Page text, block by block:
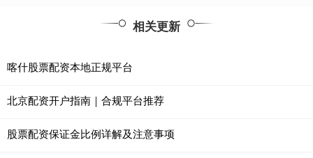
相关更新
喀什股票配资本地正规平台
北京配资开户指南｜合规平台推荐
股票配资保证金比例详解及注意事项